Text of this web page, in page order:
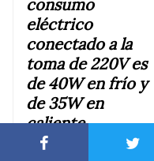
consumo
eléctrico
conectado a la
toma de 220V es
de 40W en frío y
de 35W en
caliente.
Conéctalo a 12V,